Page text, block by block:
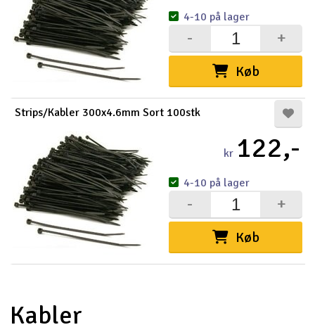
Køb
+
-
4-10 på lager
Strips/Kabler 300x4.6mm Sort 100stk
kr 122,-
Køb
+
-
4-10 på lager
Kabler